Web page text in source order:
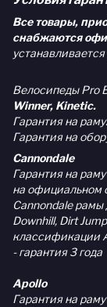
Все товары,
снабжаются
Велосипеды Pro
Winner, Kinetic.
Гарантия на
Гарантия на
Cannondale
Гарантия на
на официальном
Cannondale рамы
Downhill, Dirt
классификации
- гарантия 3 года
Apollo
Гарантия на